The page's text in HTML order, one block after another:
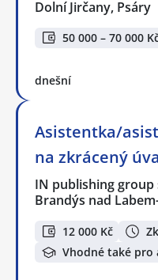
Dolní Jirčany, Psáry
50 000 – 70 000
dnešní
Asistentka/
na zkrácený
IN publishing group
Brandýs nad
12 000 Kč
Vhodné také pro